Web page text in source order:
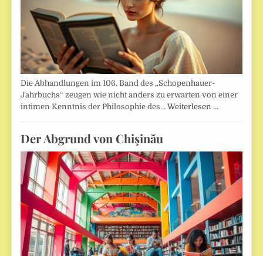
Die Abhandlungen im 106. Band des „Schopenhauer-
Jahrbuchs“ zeugen wie nicht anders zu erwarten von einer
intimen Kenntnis der Philosophie des…Weiterlesen …
Der Abgrund von Chişinău